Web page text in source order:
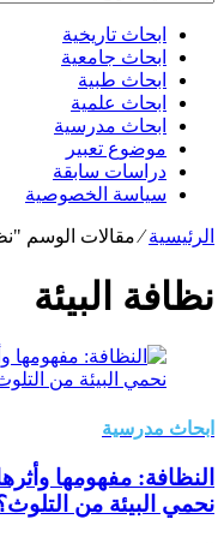
ابحاث تاريخية
ابحاث جامعية
ابحاث طبية
ابحاث علمية
ابحاث مدرسية
موضوع تعبير
دراسات سابقة
سياسة الخصوصية
الرئيسية⁄مقالات الوسم
نظافة البيئة
ابحاث مدرسية
النظافة: مفهومها
نحمي البيئة من